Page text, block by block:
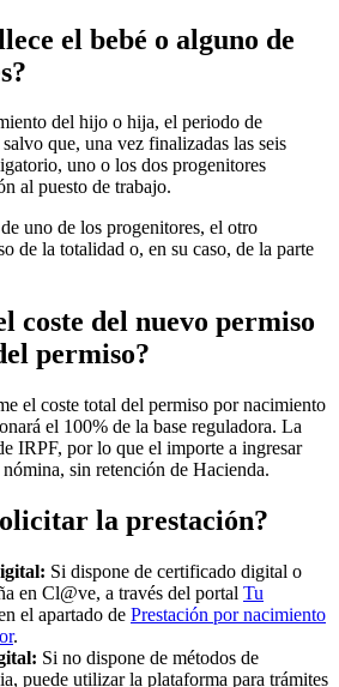
el bebé o alguno de
del hijo o hija, el periodo de
que, una vez finalizadas las seis
uno o los dos progenitores
al puesto de trabajo.
uno de los progenitores, el otro
de la totalidad o, en su caso, de la parte
coste del nuevo permiso
permiso?
el coste total del permiso por nacimiento
el 100% de la base reguladora. La
IRPF, por lo que el importe a ingresar
sin retención de Hacienda.
la prestación?
Si dispone de certificado digital o
en Cl@ve, a través del portal Tu
el apartado de Prestación por nacimiento
.
Si no dispone de métodos de
puede utilizar la plataforma para trámites